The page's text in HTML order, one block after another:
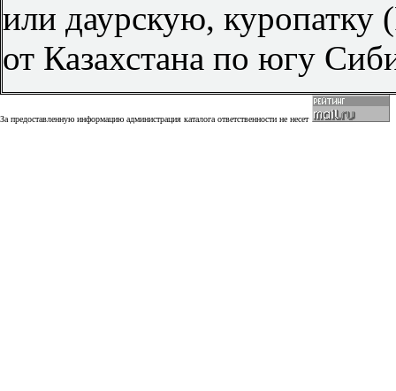
или даурскую, куропатку
от Казахстана по югу
За предоставленную информацию администрация каталога ответственности не несет